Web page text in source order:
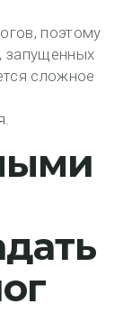
поэтому
запущенных
сложное